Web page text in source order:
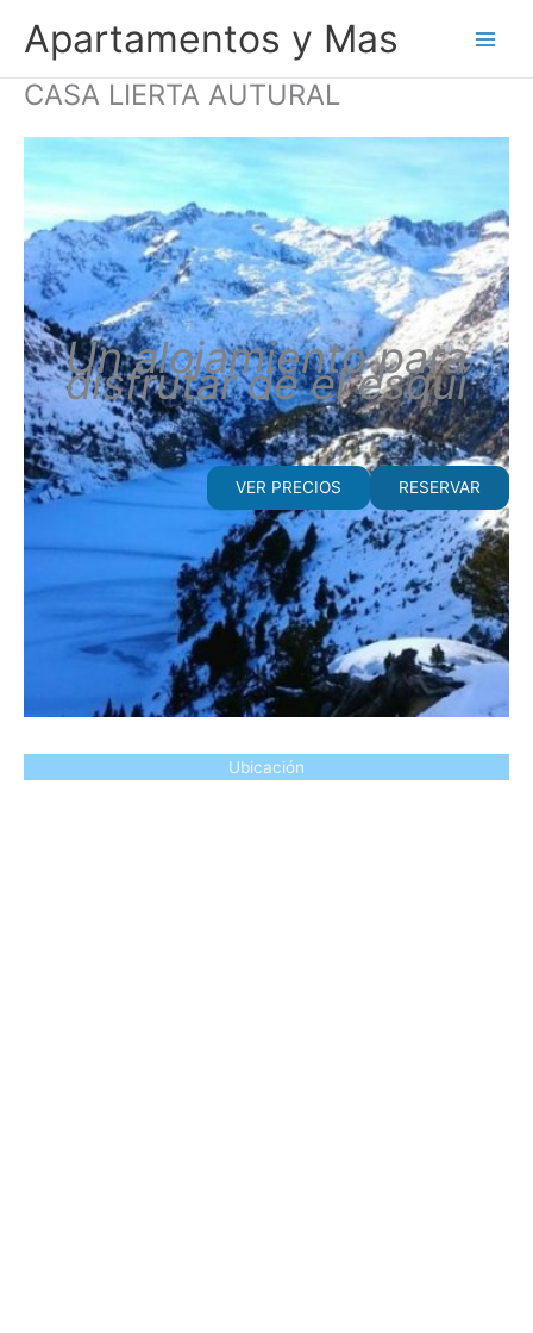
contenido
Apartamentos y Mas
CASA LIERTA AUTURAL
Un alojamiento para
disfrutar de el esquí
VER PRECIOS RESERVAR
Ubicación